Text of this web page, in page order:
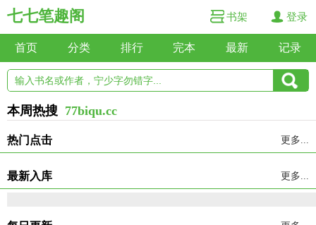
七七笔趣阁 书架 登录
首页 分类 排行 完本 最新 记录
本周热搜 77biqu.cc
热门点击 更多...
最新入库 更多...